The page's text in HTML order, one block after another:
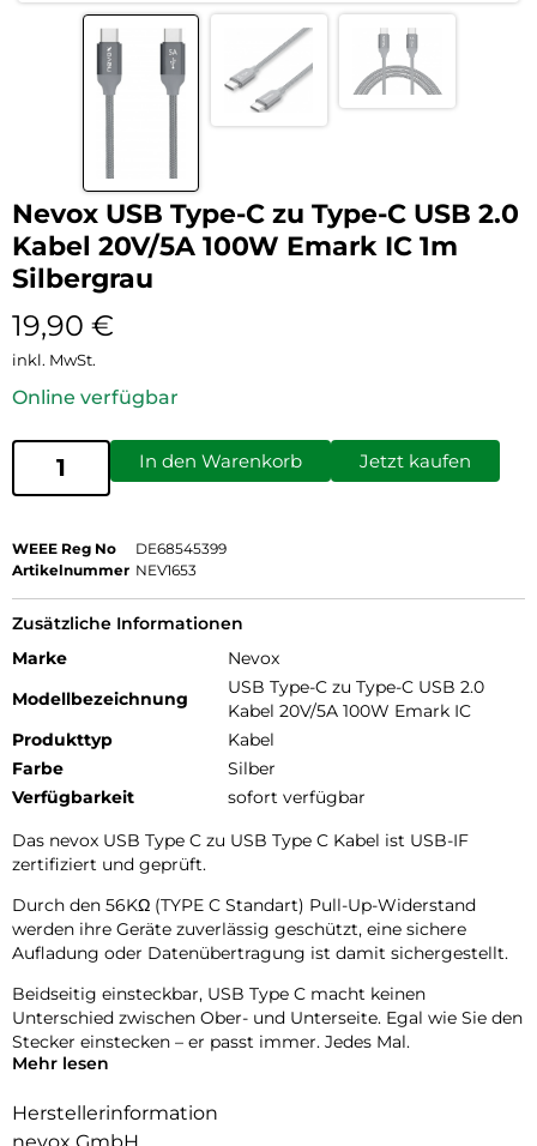
Nevox USB Type-C zu Type-C USB 2.0
Kabel 20V/5A 100W Emark IC 1m
Silbergrau
19,90 €
inkl. MwSt.
Online verfügbar
In den Warenkorb Jetzt kaufen
WEEE Reg No
DE68545399
Artikelnummer NEV1653
Zusätzliche Informationen
Marke
Nevox
Modellbezeichnung
USB Type-C zu Type-C USB 2.0
Kabel 20V/5A 100W Emark IC
Produkttyp
Kabel
Farbe
Silber
Verfügbarkeit
sofort verfügbar
Das nevox USB Type C zu USB Type C Kabel ist USB-IF
zertifiziert und geprüft.
Durch den 56KΩ (TYPE C Standart) Pull-Up-Widerstand
werden ihre Geräte zuverlässig geschützt, eine sichere
Aufladung oder Datenübertragung ist damit sichergestellt.
Beidseitig einsteckbar, USB Type C macht keinen
Unterschied zwischen Ober- und Unterseite. Egal wie Sie den
Stecker einstecken – er passt immer. Jedes Mal.
einem Stück gefertigt. Somit hat dieser keine Faltkanten
und ist damit langlebiger und robuster.
Mehr lesen
Herstellerinformation
nevox GmbH